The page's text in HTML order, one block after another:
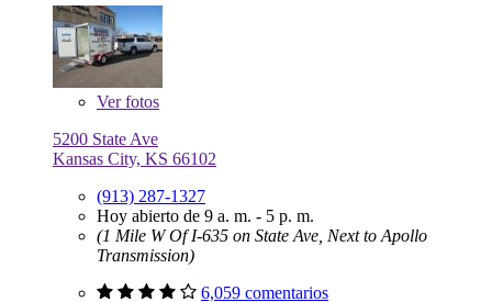
Verfotos
5200 State Ave
Kansas City, KS 66102
(913) 287-1327
Hoy abierto de 9 a. m. - 5 p. m.
(1 Mile W Of I-635 on State Ave, Next to Apollo
Transmission)
6,059 comentarios